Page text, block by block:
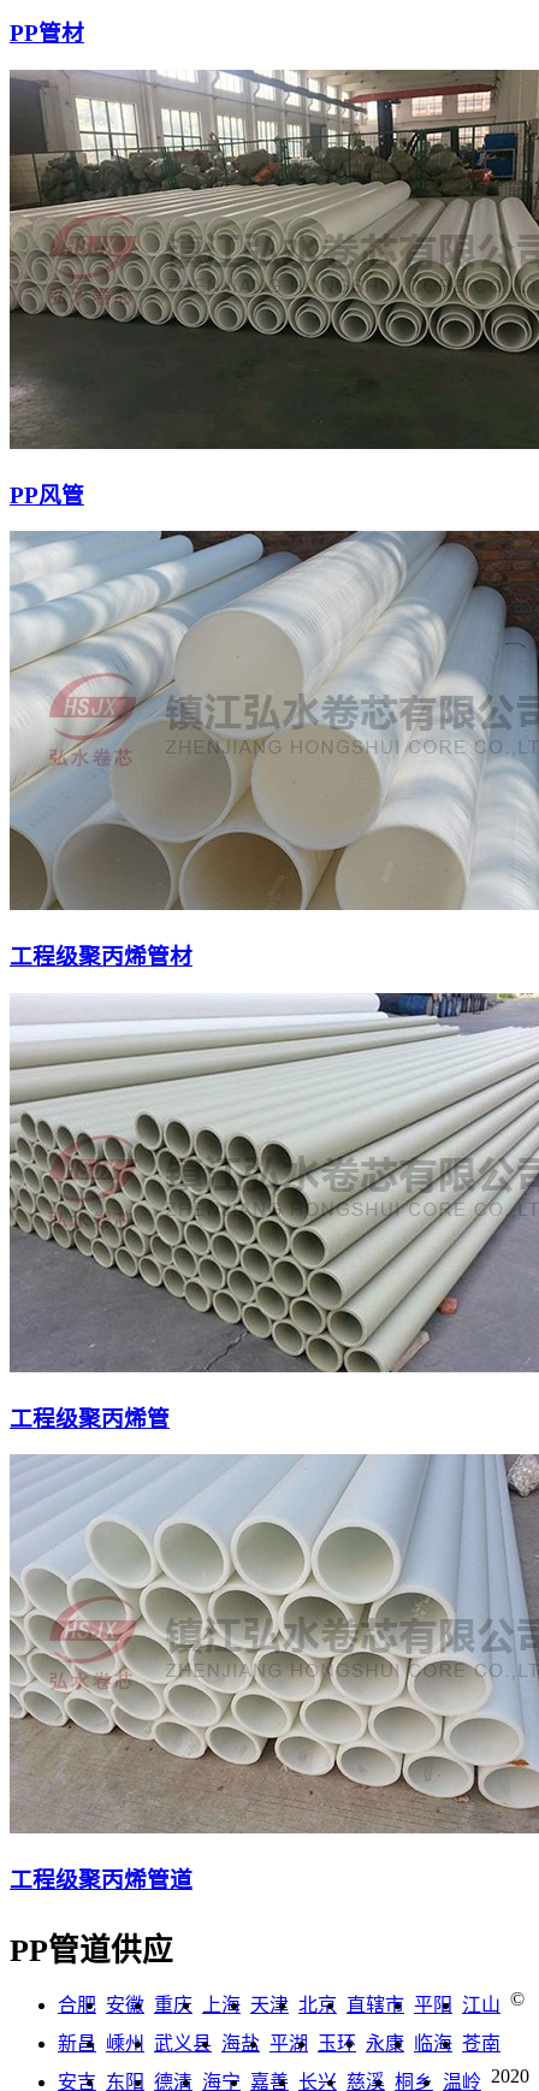
PP管材
PP风管
工程级聚丙烯管材
工程级聚丙烯管
工程级聚丙烯管道
PP管道供应
合肥 安徽 重庆 上海 天津 北京 直辖市 平阳
江山
新昌 嵊州 武义县 海盐 平湖 玉环 永康 临海 苍南
安吉 东阳 德清 海宁 嘉善 长兴 慈溪 桐乡 温岭
©
2020